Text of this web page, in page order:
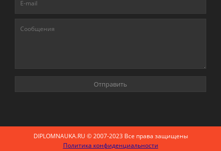
DIPLOMNAUKA.RU © 2007-2023 Все права защищены
Политика конфиденциальности